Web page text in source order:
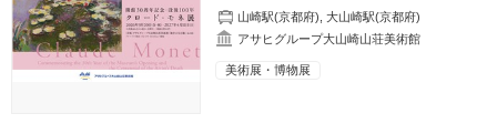
山崎駅(京都府),大山崎駅(京都府)
アサヒグループ大山崎山荘美術館
美術展・博物展